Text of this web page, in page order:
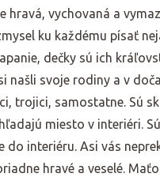
hravá, vychovaná a
ku každému písať
dečky sú ich
našli svoje rodiny a v
trojici, samostatne. Sú
miesto v interiéri.
interiéru. Asi vás
hravé a veselé.